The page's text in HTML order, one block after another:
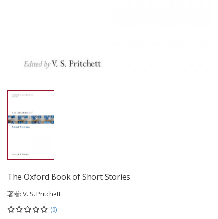
The Oxford Book of Short Stories
著者: V. S. Pritchett
(0)